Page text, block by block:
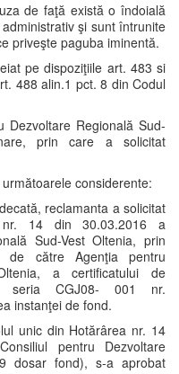
de faţă există o îndoială
şi sunt întrunite
priveşte paguba iminentă.
pe dispoziţiile art. 483 si
488 alin.1 pct. 8 din Codul
Dezvoltare Regională Sud-
prin care a solicitat
considerente:
reclamanta a solicitat
nr. 14 din 30.03.2016 a
Sud-Vest Oltenia, prin
către Agenţia pentru
a certificatului de
seria CGJ08- 001 nr.
instanţei de fond.
unic din Hotărârea nr. 14
pentru Dezvoltare
dosar fond), s-a aprobat